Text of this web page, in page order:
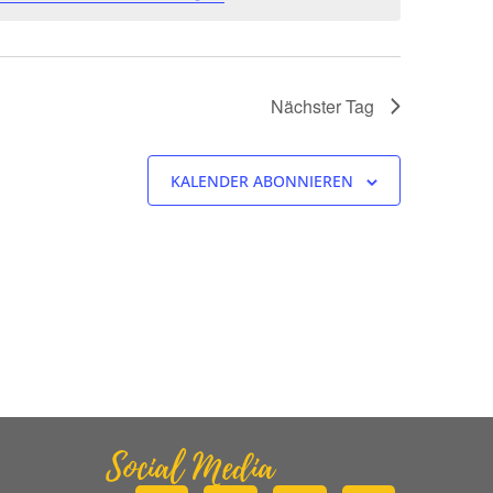
Nächster Tag
KALENDER ABONNIEREN
Social Media